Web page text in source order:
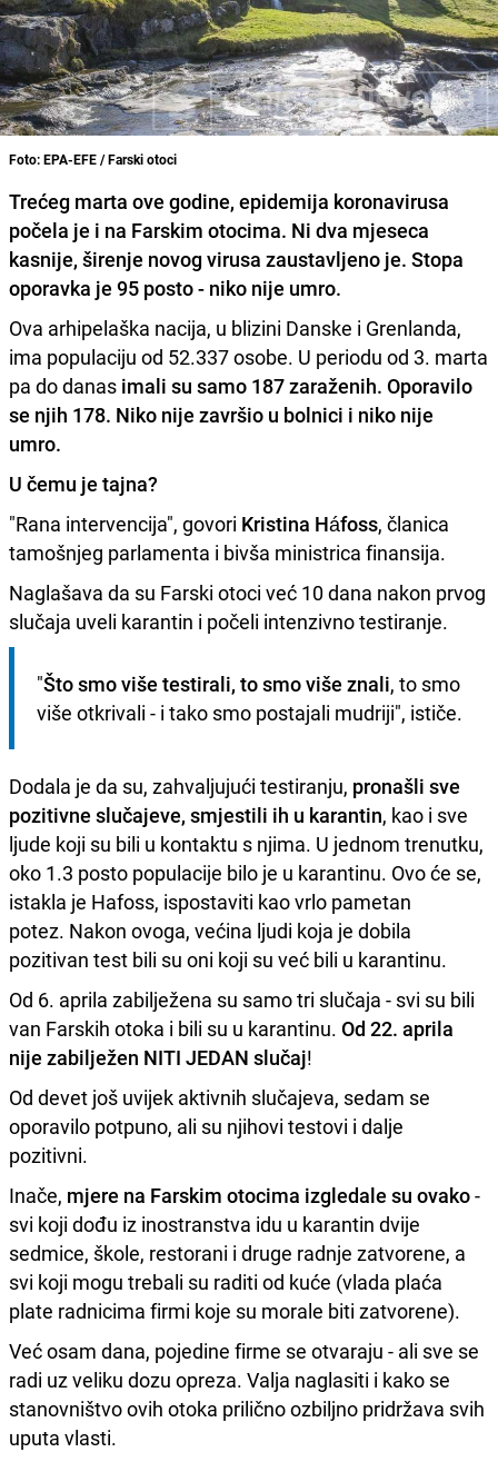
Foto: EPA-EFE / Farski otoci
Trećeg marta ove godine, epidemija koronavirusa
počela je i na Farskim otocima. Ni dva mjeseca
kasnije, širenje novog virusa zaustavljeno je. Stopa
oporavka je 95 posto - niko nije umro.
Ova arhipelaška nacija, u blizini Danske i Grenlanda,
ima populaciju od 52.337 osobe. U periodu od 3. marta
pa do danas imali su samo 187 zaraženih. Oporavilo
se njih 178. Niko nije završio u bolnici i niko nije
umro.
U čemu je tajna?
"Rana intervencija", govori Kristina Háfoss, članica
tamošnjeg parlamenta i bivša ministrica finansija.
Naglašava da su Farski otoci već 10 dana nakon prvog
slučaja uveli karantin i počeli intenzivno testiranje.
"Što smo više testirali, to smo više znali, to smo
više otkrivali - i tako smo postajali mudriji", ističe.
Dodala je da su, zahvaljujući testiranju, pronašli sve
pozitivne slučajeve, smjestili ih u karantin, kao i sve
ljude koji su bili u kontaktu s njima. U jednom trenutku,
oko 1.3 posto populacije bilo je u karantinu. Ovo će se,
istakla je Hafoss, ispostaviti kao vrlo pametan
potez. Nakon ovoga, većina ljudi koja je dobila
pozitivan test bili su oni koji su već bili u karantinu.
Od 6. aprila zabilježena su samo tri slučaja - svi su bili
van Farskih otoka i bili su u karantinu. Od 22. aprila
nije zabilježen NITI JEDAN slučaj!
Od devet još uvijek aktivnih slučajeva, sedam se
oporavilo potpuno, ali su njihovi testovi i dalje
pozitivni.
Inače, mjere na Farskim otocima izgledale su ovako-
svi koji dođu iz inostranstva idu u karantin dvije
sedmice, škole, restorani i druge radnje zatvorene, a
svi koji mogu trebali su raditi od kuće (vlada plaća
plate radnicima firmi koje su morale biti zatvorene).
Već osam dana, pojedine firme se otvaraju - ali sve se
radi uz veliku dozu opreza. Valja naglasiti i kako se
stanovništvo ovih otoka prilično ozbiljno pridržava svih
uputa vlasti.